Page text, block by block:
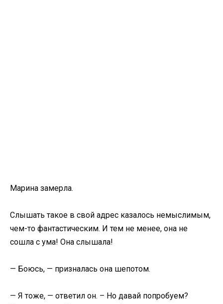
Марина замерла.
Слышать такое в свой адрес казалось немыслимым,
чем-то фантастическим. И тем не менее, она не
сошла с ума! Она слышала!
— Боюсь, — призналась она шепотом.
— Я тоже, — ответил он. – Но давай попробуем?